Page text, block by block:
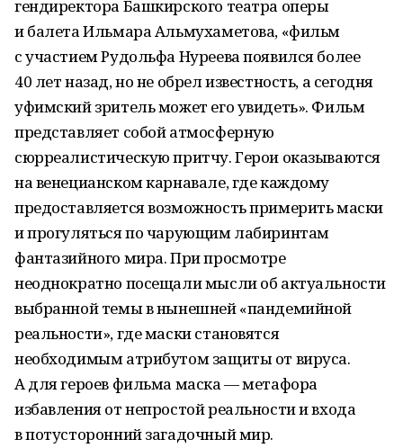
гендиректора Башкирского театра оперы
и балета Ильмара Альмухаметова, «фильм
с участием Рудольфа Нуреева появился более
40 лет назад, но не обрел известность, а сегодня
уфимский зритель может его увидеть». Фильм
представляет собой атмосферную
сюрреалистическую притчу. Герои оказываются
на венецианском карнавале, где каждому
предоставляется возможность примерить маски
и прогуляться по чарующим лабиринтам
фантазийного мира. При просмотре
неоднократно посещали мысли об актуальности
выбранной темы в нынешней «пандемийной
реальности», где маски становятся
необходимым атрибутом защиты от вируса.
А для героев фильма маска — метафора
избавления от непростой реальности и входа
в потусторонний загадочный мир.